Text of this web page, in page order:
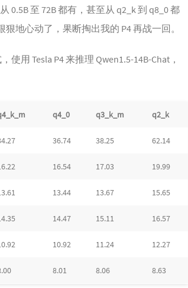
0.5B 至 72B 都有，甚至从 q2_k 到 q8_0 都
地心动了，果断掏出我的 P4 再战一回。
使用 Tesla P4 来推理 Qwen1.5-14B-Chat，
q4_0 q3_k_m q2_k
36.74 38.25 62.14
16.54 17.03 19.99
13.44 13.67 15.65
14.47 15.11 16.57
10.92 11.24 12.27
8.01 8.06 8.63